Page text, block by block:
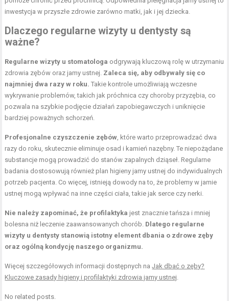
inwestycja w przyszłe zdrowie zarówno matki, jak i jej dziecka.
Dlaczego regularne wizyty u dentysty są
ważne?
Regularne wizyty u stomatologa odgrywają kluczową rolę w utrzymaniu
zdrowia zębów oraz jamy ustnej. Zaleca się, aby odbywały się co
najmniej dwa razy w roku. Takie kontrole umożliwiają wczesne
wykrywanie problemów, takich jak próchnica czy choroby przyzębia, co
pozwala na szybkie podjęcie działań zapobiegawczych i uniknięcie
bardziej poważnych schorzeń.
Profesjonalne czyszczenie zębów , które warto przeprowadzać dwa
razy do roku, skutecznie eliminuje osad i kamień nazębny. Te niepożądane
substancje mogą prowadzić do stanów zapalnych dziąseł. Regularne
badania dostosowują również plan higieny jamy ustnej do indywidualnych
potrzeb pacjenta. Co więcej, istnieją dowody na to, że problemy w jamie
ustnej mogą wpływać na inne części ciała, takie jak serce czy nerki.
Nie należy zapominać, że profilaktyka jest znacznie tańsza i mniej
bolesna niż leczenie zaawansowanych chorób. Dlatego regularne
wizyty u dentysty stanowią istotny element dbania o zdrowe zęby
oraz ogólną kondycję naszego organizmu.
Więcej szczegółowych informacji dostępnych naJak dbać o zęby?
Kluczowe zasady higieny i profilaktyki zdrowia jamy ustnej
No related posts.